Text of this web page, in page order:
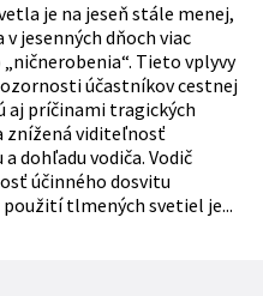
je na jeseň stále menej,
jesenných dňoch viac
Tieto vplyvy
účastníkov cestnej
aj príčinami tragických
znížená viditeľnosť
dohľadu vodiča. Vodič
účinného dosvitu
tlmených svetiel je...